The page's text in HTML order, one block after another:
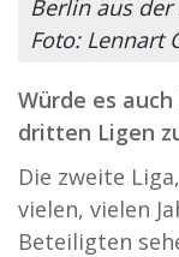
Berlin aus
Foto: Lennart
Würde es
dritten Ligen
Die zweite
vielen, vielen
Beteiligten